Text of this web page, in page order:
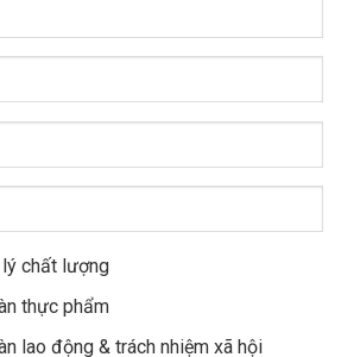
chất lượng
thực phẩm
lao động & trách nhiệm xã hội